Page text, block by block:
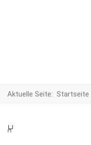
Aktuelle Seite: Startseite